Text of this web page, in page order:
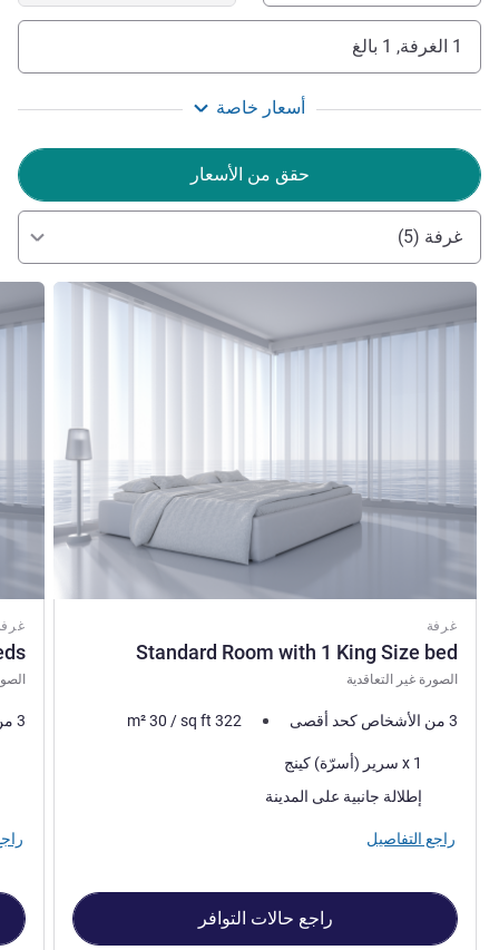
1 الغرفة, 1 بالغ
أسعار خاصة
حقق من الأسعار
غرفة (5)
غرفة
Standard Room with 1 King Size bed
الصورة غير التعاقدية
راجع التفاصيل
3 من الأشخاص كحد أقصى m²30 /sq ft 322
فرش السرير
1 x سرير (أسرّة) كينج
المناظر:إطلالة جانبية على المدينة
راجع التفاصيل
راجع حالات التوافر
راجع
3 من الأشخاص كحد أقصى